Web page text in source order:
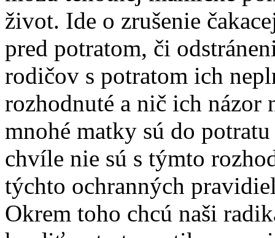
život. Ide o zrušenie
pred potratom, či
rodičov s potratom ich
rozhodnuté a nič ich názor
mnohé matky sú do
chvíle nie sú s týmto
týchto ochranných
Okrem toho chcú naši